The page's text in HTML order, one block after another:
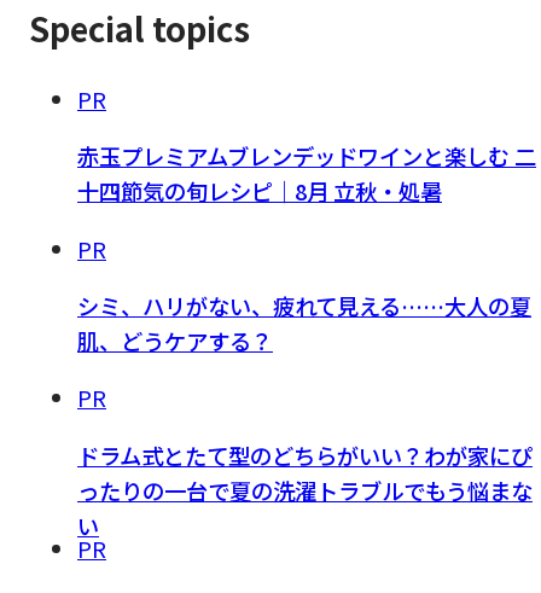
Special topics
PR
赤玉プレミアムブレンデッドワインと楽しむ 二
十四節気の旬レシピ｜8月 立秋・処暑
PR
シミ、ハリがない、疲れて見える……大人の夏
肌、どうケアする？
PR
ドラム式とたて型のどちらがいい？わが家にぴ
ったりの一台で夏の洗濯トラブルでもう悩まな
い
PR